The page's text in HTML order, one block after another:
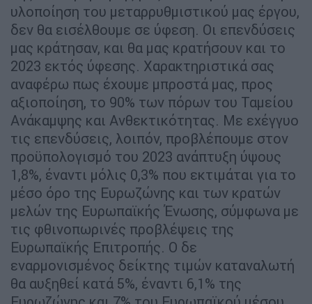
υλοποίηση του μεταρρυθμιστικού μας έργου,
δεν θα εισέλθουμε σε ύφεση. Οι επενδύσεις
μας κράτησαν, και θα μας κρατήσουν και το
2023 εκτός ύφεσης. Χαρακτηριστικά σας
αναφέρω πως έχουμε μπροστά μας, προς
αξιοποίηση, το 90% των πόρων του Ταμείου
Ανάκαμψης και Ανθεκτικότητας. Με εχέγγυο
τις επενδύσεις, λοιπόν, προβλέπουμε στον
προϋπολογισμό του 2023 ανάπτυξη ύψους
1,8%, έναντι μόλις 0,3% που εκτιμάται για το
μέσο όρο της Ευρωζώνης και των κρατών
μελών της Ευρωπαϊκής Ένωσης, σύμφωνα με
τις φθινοπωρινές προβλέψεις της
Ευρωπαϊκής Επιτροπής. Ο δε
εναρμονισμένος δείκτης τιμών καταναλωτή
θα αυξηθεί κατά 5%, έναντι 6,1% της